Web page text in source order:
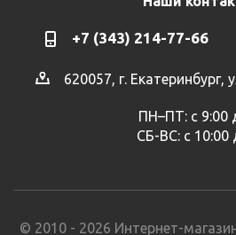
+7 (343) 214-77-66
620057, г. Екатеринбург,
ПН–ПТ: с 9:00
СБ-ВС: с 10:00
© 2010 - 2026 Интернет-